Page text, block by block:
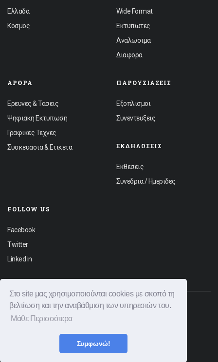
Στο site μας χρησιμοποιούνται cookies με σκοπό τη
βελτίωση και την αναβάθμιση των υπηρεσιών του.
Μάθε Περισσότερα
Συμφωνώ!
Ελλαδα
Κοσμος
Wide Format
Εκτυπωτες
Αναλωσιμα
Διαφορα
ΆΡΘΡΑ
Ερευνες & Τασεις
Ψηφιακη Εκτυπωση
Γραφικες Τεχνες
Συσκευασια & Ετικετα
ΠΑΡΟΥΣΙΆΣΕΙΣ
Εξοπλισμοι
Συνεντευξεις
ΕΚΔΗΛΏΣΕΙΣ
Εκθεσεις
Συνεδρια / Ημεριδες
FOLLOW US
Facebook
Twitter
Linked in
Πολιτική Απορρήτου
Bitamin